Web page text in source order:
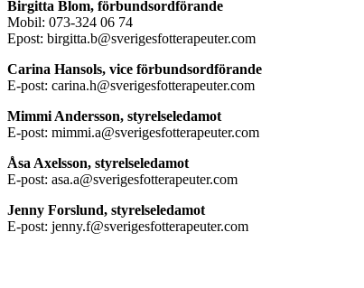
Birgitta Blom, förbundsordförande
Mobil: 073-324 06 74
Epost: birgitta.b@sverigesfotterapeuter.com
Carina Hansols, vice förbundsordförande
E-post: carina.h@sverigesfotterapeuter.com
Mimmi Andersson, styrelseledamot
E-post: mimmi.a@sverigesfotterapeuter.com
Åsa Axelsson, styrelseledamot
E-post: asa.a@sverigesfotterapeuter.com
Jenny Forslund, styrelseledamot
E-post: jenny.f@sverigesfotterapeuter.com